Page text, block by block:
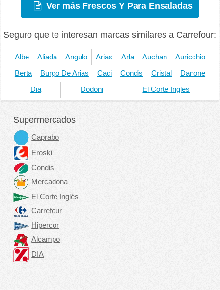
Ver más Frescos Y Para Ensaladas
Seguro que te interesan marcas similares a Carrefour:
Albe Aliada Angulo Arias Arla Auchan Auricchio
Berta Burgo De Arias Cadi Condis Cristal Danone
Dia Dodoni El Corte Ingles
Supermercados
Caprabo
Eroski
Condis
Mercadona
El Corte Inglés
Carrefour
Hipercor
Alcampo
DIA